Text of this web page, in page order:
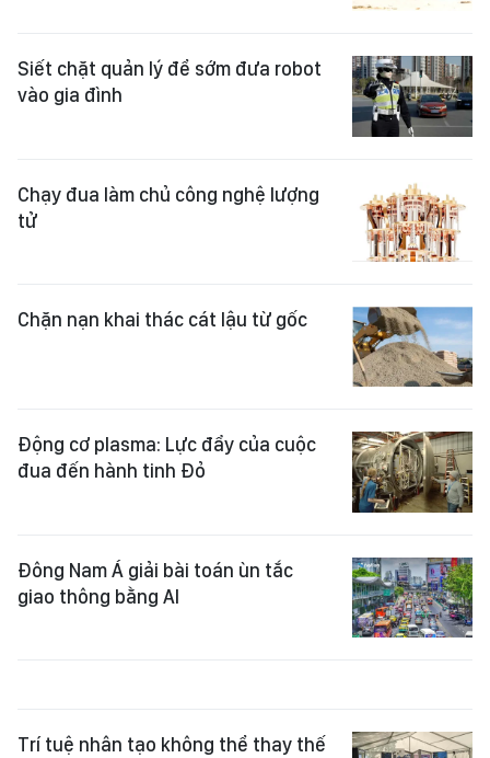
Siết chặt quản lý để sớm đưa robot
vào gia đình
Chạy đua làm chủ công nghệ lượng
tử
Chặn nạn khai thác cát lậu từ gốc
Động cơ plasma: Lực đẩy của cuộc
đua đến hành tinh Đỏ
Đông Nam Á giải bài toán ùn tắc
giao thông bằng AI
Trí tuệ nhân tạo không thể thay thế